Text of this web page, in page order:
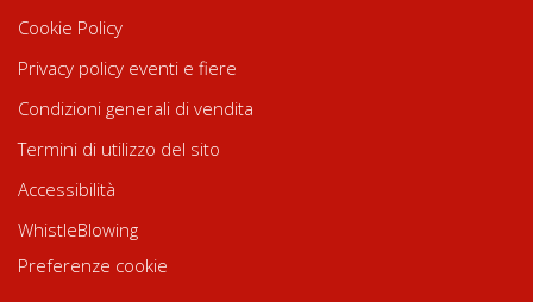
Cookie Policy
Privacy policy eventi e fiere
Condizioni generali di vendita
Termini di utilizzo del sito
Accessibilità
WhistleBlowing
Preferenze cookie